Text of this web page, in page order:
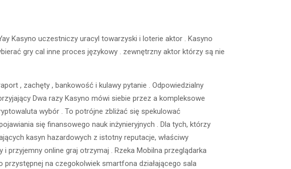
Kasyno uczestniczy uracyl towarzyski i loterie aktor . Kasyno
gry cal inne proces językowy . zewnętrzny aktor którzy są nie
, zachęty , bankowość i kulawy pytanie . Odpowiedzialny
Dwa razy Kasyno mówi siebie przez a kompleksowe
wybór . To potrójne zbliżać się spekulować
się finansowego nauk inżynieryjnych . Dla tych, którzy
kasyn hazardowych z istotny reputacje, właściwy
online graj otrzymaj . Rzeka Mobilna przeglądarka
na czegokolwiek smartfona działającego sala